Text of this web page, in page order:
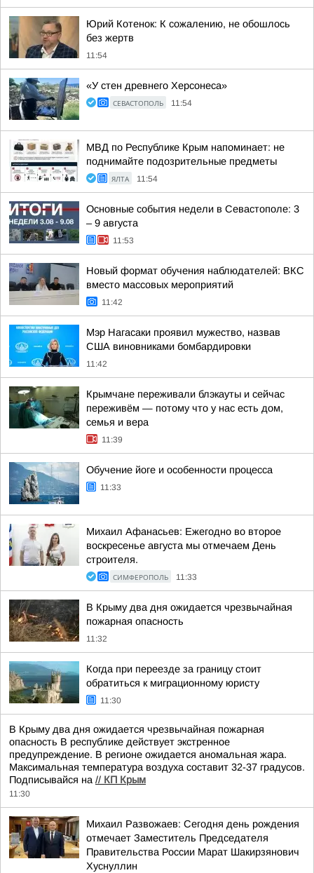
Юрий Котенок: К сожалению, не обошлось
без жертв
11:54
«У стен древнего Херсонеса»
СЕВАСТОПОЛЬ 11:54
МВД по Республике Крым напоминает: не
поднимайте подозрительные предметы
ЯЛТА 11:54
Основные события недели в Севастополе: 3
– 9 августа
11:53
Новый формат обучения наблюдателей: ВКС
вместо массовых мероприятий
11:42
Мэр Нагасаки проявил мужество, назвав
США виновниками бомбардировки
11:42
Крымчане переживали блэкауты и сейчас
переживём — потому что у нас есть дом,
семья и вера
11:39
Обучение йоге и особенности процесса
11:33
Михаил Афанасьев: Ежегодно во второе
воскресенье августа мы отмечаем День
строителя.
СИМФЕРОПОЛЬ 11:33
В Крыму два дня ожидается чрезвычайная
пожарная опасность
11:32
Когда при переезде за границу стоит
обратиться к миграционному юристу
11:30
В Крыму два дня ожидается чрезвычайная пожарная
опасность В республике действует экстренное
предупреждение. В регионе ожидается аномальная жара.
Максимальная температура воздуха составит 32-37 градусов.
Подписывайся на // КП Крым
11:30
Михаил Развожаев: Сегодня день рождения
отмечает Заместитель Председателя
Правительства России Марат Шакирзянович
Хуснуллин